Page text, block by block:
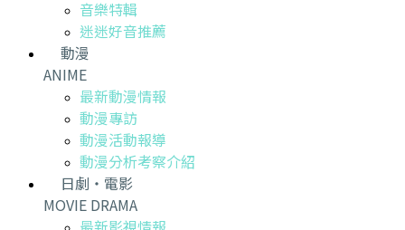
音樂特輯
迷迷好音推薦
動漫
ANIME
最新動漫情報
動漫專訪
動漫活動報導
動漫分析考察介紹
日劇・電影
MOVIE DRAMA